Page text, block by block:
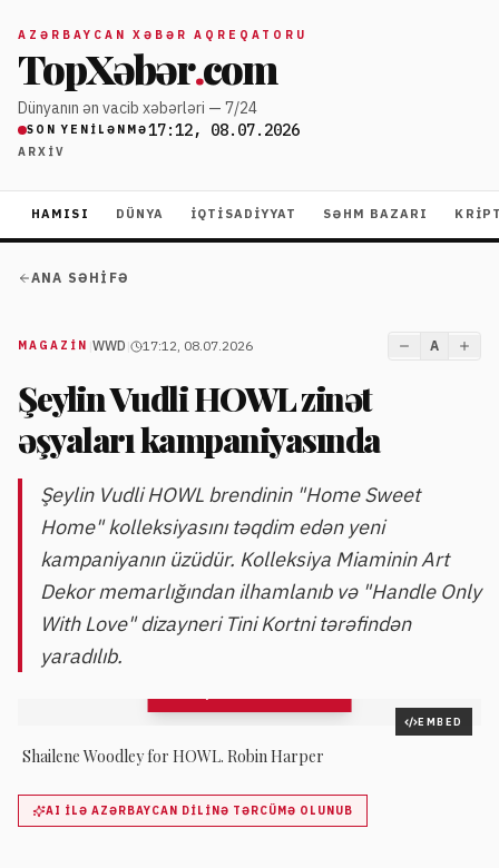
AZƏRBAYCAN XƏBƏR AQREQATORU
TopXəbər.com
Dünyanın ən vacib xəbərləri — 7/24
SON YENILƏNMƏ17:12, 08.07.2026
ARXIV
HAMISI DÜNYA İQTISADIYYAT SƏHM BAZARI
ANA SƏHIFƏ
MAGAZİN WWD 17:12, 08.07.2026 A
Şeylin Vudli HOWL zinət
əşyaları kampaniyasında
Şeylin Vudli HOWL brendinin "Home Sweet
Home" kolleksiyasını təqdim edən yeni
kampaniyanın üzüdür. Kolleksiya Miaminin Art
Dekor memarlığından ilhamlanıb və "Handle Only
With Love" dizayneri Tini Kortni tərəfindən
yaradılıb.
EMBED
Shailene Woodley for HOWL. Robin Harper
AI ILƏ AZƏRBAYCAN DILINƏ TƏRCÜMƏ OLUNUB